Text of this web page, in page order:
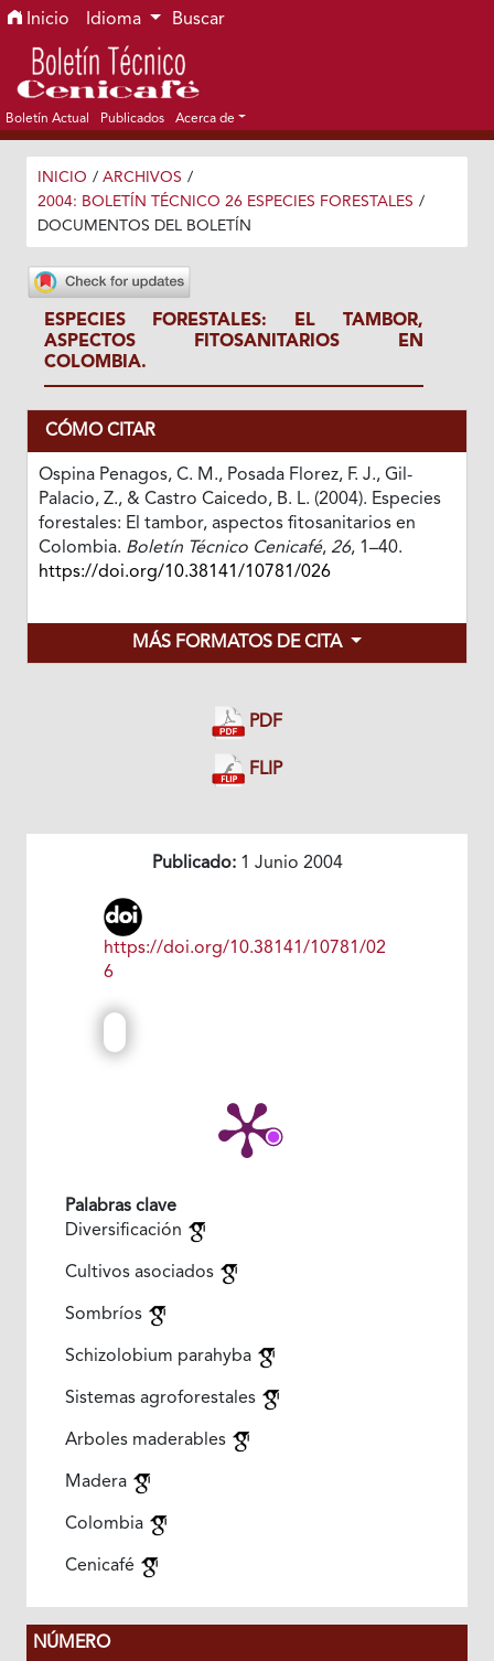
Ir al menú de navegación principal
Ir al contenido principal
Ir al pie de página del sitio
Inicio Idioma Buscar
Boletín Actual Publicados Acerca de
INICIO / ARCHIVOS /
2004: BOLETÍN TÉCNICO 26 ESPECIES FORESTALES /
DOCUMENTOS DEL BOLETÍN
ESPECIES FORESTALES: EL TAMBOR,
ASPECTOS FITOSANITARIOS EN
COLOMBIA.
CÓMO CITAR
Ospina Penagos, C. M., Posada Florez, F. J., Gil-
Palacio, Z., & Castro Caicedo, B. L. (2004). Especies
forestales: El tambor, aspectos fitosanitarios en
Colombia. Boletín Técnico Cenicafé, 26, 1–40.
https://doi.org/10.38141/10781/026
MÁS FORMATOS DE CITA
PDF
FLIP
Publicado:1 Junio 2004
https://doi.org/10.38141/10781/02
6
Palabras clave
Diversificación
Cultivos asociados
Sombríos
Schizolobium parahyba
Sistemas agroforestales
Arboles maderables
Madera
Colombia
Cenicafé
NÚMERO